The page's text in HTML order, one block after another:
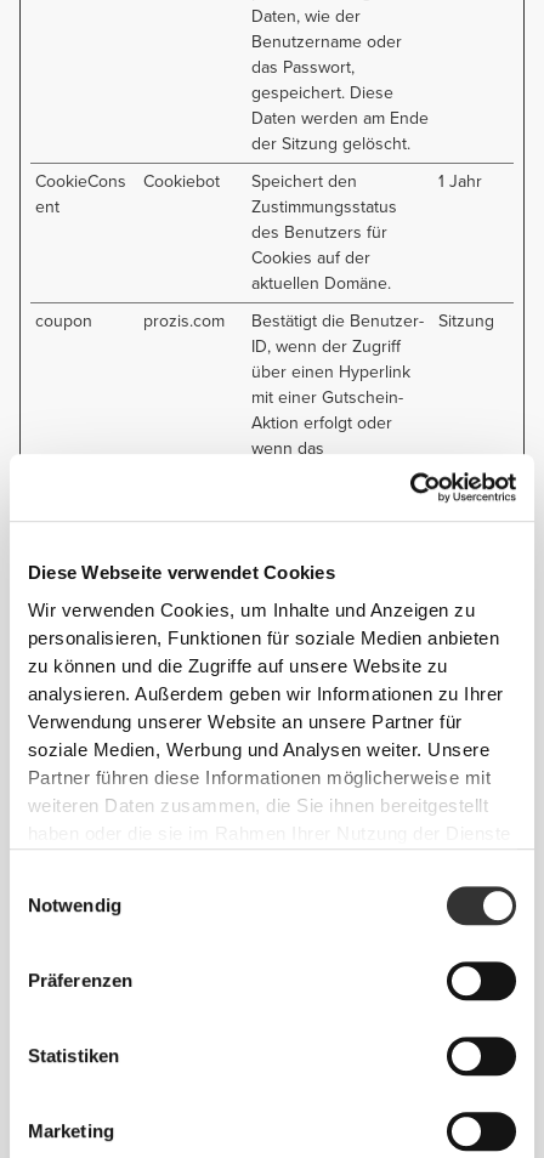
Diese Webseite verwendet Cookies
Wir verwenden Cookies, um Inhalte und Anzeigen zu
personalisieren, Funktionen für soziale Medien anbieten
zu können und die Zugriffe auf unsere Website zu
analysieren. Außerdem geben wir Informationen zu Ihrer
Verwendung unserer Website an unsere Partner für
soziale Medien, Werbung und Analysen weiter. Unsere
Partner führen diese Informationen möglicherweise mit
weiteren Daten zusammen, die Sie ihnen bereitgestellt
Notwendig
Präferenzen
Statistiken
Marketing
Daten, wie der
Benutzername oder
das Passwort,
gespeichert. Diese
Daten werden am Ende
der Sitzung gelöscht.
CookieCons
ent
Cookiebot
Speichert den
Zustimmungsstatus
des Benutzers für
Cookies auf der
aktuellen Domäne.
1 Jahr
coupon prozis.com
Bestätigt die Benutzer-
ID, wenn der Zugriff
über einen Hyperlink
mit einer Gutschein-
Aktion erfolgt oder
wenn das
einer Gutschein-Aktion
verknüpft ist.
Sitzung
test_cookie Google
Verwendet, um zu
Browser des
Benutzers Cookies
unterstützt.
Statistiken (5)
Statistik-Cookies helfen Webseiten-Besitzern zu verstehen, wie
Besucher mit Webseiten interagieren, indem Informationen
anonym gesammelt und gemeldet werden.
Name
Maximale
__rrid Sitzung